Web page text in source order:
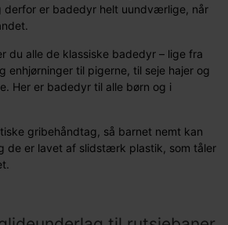
derfor er badedyr helt uundværlige, når
du alle de klassiske badedyr – lige fra
enhjørninger til pigerne, til seje hajer og
Her er badedyr til alle børn og i
gribehåndtag, så barnet nemt kan
de er lavet af slidstærk plastik, som tåler